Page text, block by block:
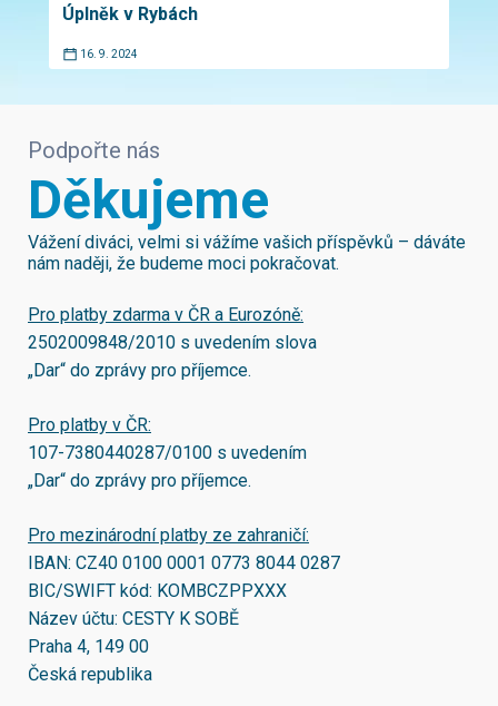
Úplněk v Rybách
16. 9. 2024
Podpořte nás
Děkujeme
Vážení diváci, velmi si vážíme vašich příspěvků – dáváte
nám naději, že budeme moci pokračovat.
Pro platby zdarma v ČR a Eurozóně:
2502009848/2010 s uvedením slova
„Dar“ do zprávy pro příjemce.
Pro platby v ČR:
107-7380440287/0100 s uvedením
„Dar“ do zprávy pro příjemce.
Pro mezinárodní platby ze zahraničí:
IBAN: CZ40 0100 0001 0773 8044 0287
BIC/SWIFT kód: KOMBCZPPXXX
Název účtu: CESTY K SOBĚ
Praha 4, 149 00
Česká republika